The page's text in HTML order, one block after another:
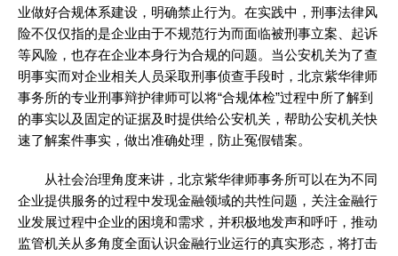
业做好合规体系建设，明确禁止行为。在实践中，刑事法律风
险不仅仅指的是企业由于不规范行为而面临被刑事立案、起诉
等风险，也存在企业本身行为合规的问题。当公安机关为了查
明事实而对企业相关人员采取刑事侦查手段时，北京紫华律师
事务所的专业刑事辩护律师可以将“合规体检”过程中所了解到
的事实以及固定的证据及时提供给公安机关，帮助公安机关快
速了解案件事实，做出准确处理，防止冤假错案。
从社会治理角度来讲，北京紫华律师事务所可以在为不同
企业提供服务的过程中发现金融领域的共性问题，关注金融行
业发展过程中企业的困境和需求，并积极地发声和呼吁，推动
监管机关从多角度全面认识金融行业运行的真实形态，将打击